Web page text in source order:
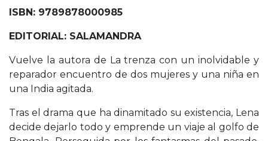
ISBN: 9789878000985
EDITORIAL: SALAMANDRA
Vuelve la autora de La trenza con un inolvidable y
reparador encuentro de dos mujeres y una niña en
una India agitada.
Tras el drama que ha dinamitado su existencia, Lena
decide dejarlo todo y emprende un viaje al golfo de